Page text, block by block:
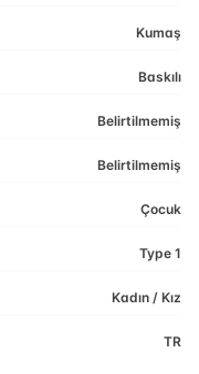
Kumaş
Baskılı
Belirtilmemiş
Belirtilmemiş
Çocuk
Type 1
Kadın / Kız
TR